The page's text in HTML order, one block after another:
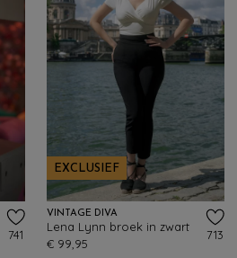
741
EXCLUSIEF
VINTAGE DIVA
Lena Lynn broek in zwart
€ 99,95
713